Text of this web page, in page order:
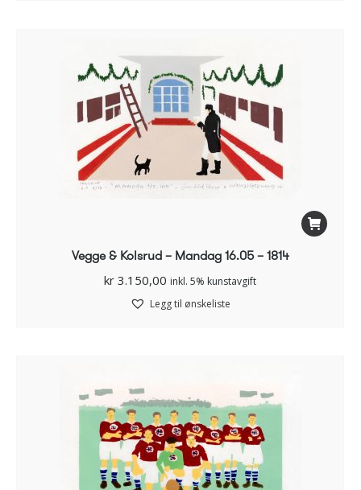
Vegge & Kolsrud – Mandag 16.05 – 1814
kr 3.150,00 inkl. 5% kunstavgift
Legg til ønskeliste